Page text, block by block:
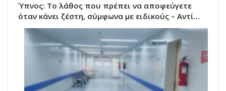
Ύπνος: Το λάθος που πρέπει να αποφεύγετε
όταν κάνει ζέστη, σύμφωνα με ειδικούς – Αντί…